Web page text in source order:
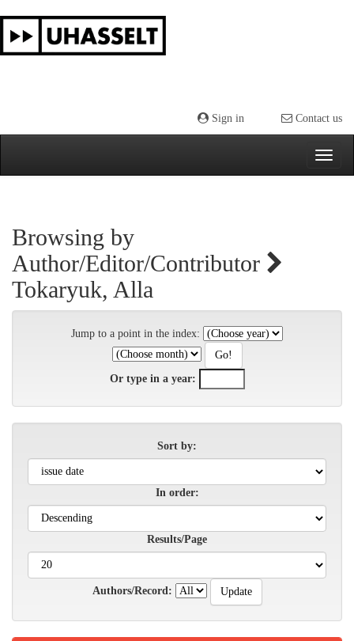
navigation
Sign in Contact us
Browsing by
Author/Editor/Contributor
Tokaryuk, Alla
Jump to a point in the index:
Or type in a year:
Sort by:
In order:
Results/Page
Authors/Record: